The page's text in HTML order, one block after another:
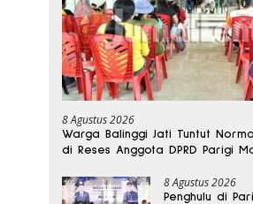
8 Agustus 2026
Warga Balinggi Jati Tuntut
di Reses Anggota DPRD Parigi
8 Agustus 2026
Penghulu di